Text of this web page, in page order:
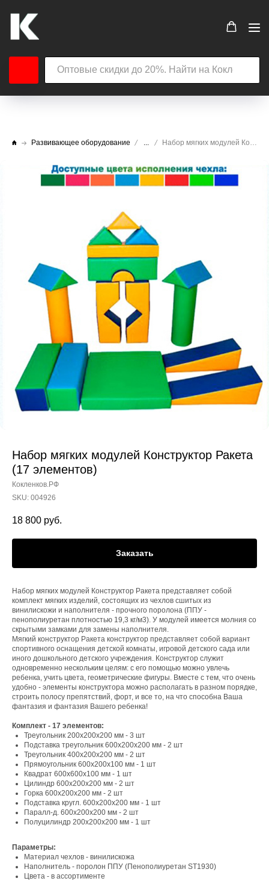
Развивающее оборудование ... Набор мягких модулей Конструктор Ракета (17 элементов)
Набор мягких модулей Конструктор Ракета
(17 элементов)
Кокленков.РФ
SKU: 004926
18 800 руб.
Заказать
Набор мягких модулей Конструктор Ракета представляет собой
комплект мягких изделий, состоящих из чехлов сшитых из
винилискожи и наполнителя - прочного поролона (ППУ -
пенополиуретан плотностью 19,3 кг/м3). У модулей имеется молния со
скрытыми замками для замены наполнителя.
Мягкий конструктор Ракета конструктор представляет собой вариант
спортивного оснащения детской комнаты, игровой детского сада или
иного дошкольного детского учреждения. Конструктор служит
одновременно нескольким целям: с его помощью можно увлечь
ребенка, учить цвета, геометрические фигуры. Вместе с тем, что очень
удобно - элементы конструктора можно располагать в разном порядке,
строить полосу препятствий, форт, и все то, на что способна Ваша
фантазия и фантазия Вашего ребенка!
Комплект - 17 элементов:
Треугольник 200x200x200 мм - 3 шт
Подставка треугольник 600x200x200 мм - 2 шт
Треугольник 400x200x200 мм - 2 шт
Прямоугольник 600x200x100 мм - 1 шт
Квадрат 600x600x100 мм - 1 шт
Цилиндр 600x200x200 мм - 2 шт
Горка 600x200x200 мм - 2 шт
Подставка кругл. 600x200x200 мм - 1 шт
Паралл-д. 600x200x200 мм - 2 шт
Полуцилиндр 200x200x200 мм - 1 шт
Параметры:
Материал чехлов - винилискожа
Наполнитель - поролон ППУ (Пенополиуретан ST1930)
Цвета - в ассортименте